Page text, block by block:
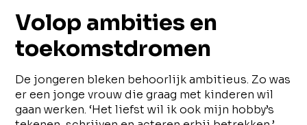
Volop ambities en
toekomstdromen
De jongeren bleken behoorlijk ambitieus. Zo was
er een jonge vrouw die graag met kinderen wil
gaan werken. ‘Het liefst wil ik ook mijn hobby’s